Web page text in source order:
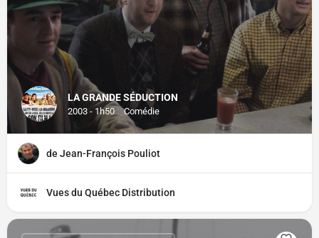
LA GRANDE SÉDUCTION
2003 - 1h50 Comédie
de Jean-François Pouliot
Vues du Québec Distribution